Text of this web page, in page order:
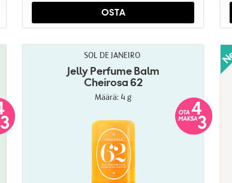
OSTA
SOL DE JANEIRO
Jelly Perfume Balm
Cheirosa 62
Määrä: 4 g